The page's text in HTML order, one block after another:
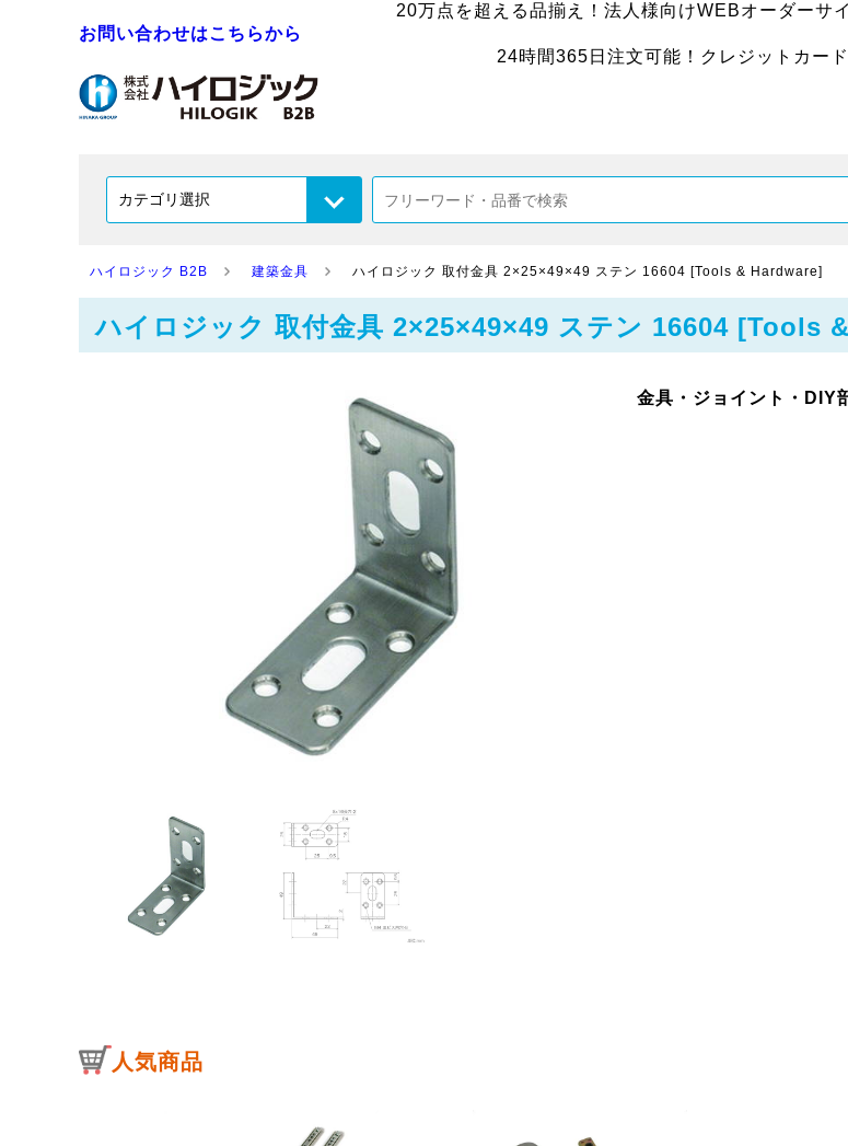
20万点を超える品揃え！法人様向けWEBオーダーサ
お問い合わせはこちらから
24時間365日注文可能！クレジットカー
ハイロジック B2B 建築金具 ハイロジック 取付金具 2×25×49×49 ステン 16604 [Tools & Hardware]
ハイロジック 取付金具 2×25×49×49 ステン 16604 [Tools
金具・ジョイント・DIY
人気商品